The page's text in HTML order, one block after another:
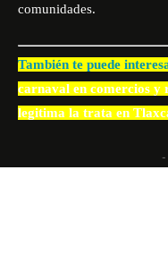
comunidades.
También te puede
carnaval en comercios y
legitima la trata en
-